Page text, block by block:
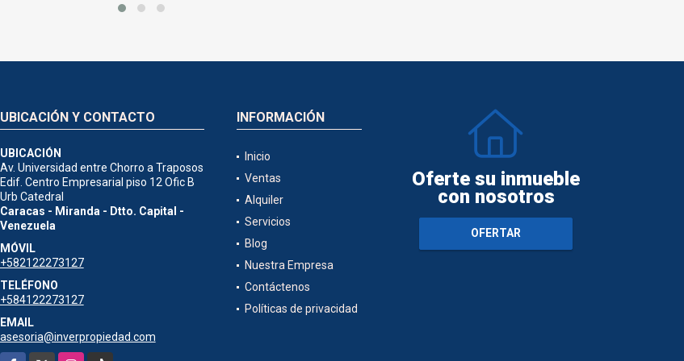
UBICACIÓN Y CONTACTO
UBICACIÓN
Av. Universidad entre Chorro a Traposos
Edif. Centro Empresarial piso 12 Ofic B
Urb Catedral
Caracas - Miranda - Dtto. Capital -
Venezuela
MÓVIL
+582122273127
TELÉFONO
+584122273127
EMAIL
asesoria@inverpropiedad.com
INFORMACIÓN
Inicio
Ventas
Alquiler
Servicios
Blog
Nuestra Empresa
Contáctenos
Políticas de privacidad
Oferte su inmueble
con nosotros
OFERTAR